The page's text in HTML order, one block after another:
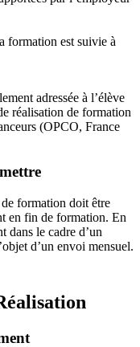
formation est suivie à
adressée à l’élève
réalisation de formation
(OPCO, France
formation doit être
en fin de formation. En
dans le cadre d’un
d’un envoi mensuel.